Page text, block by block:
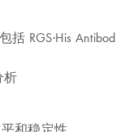
括 RGS·His
析